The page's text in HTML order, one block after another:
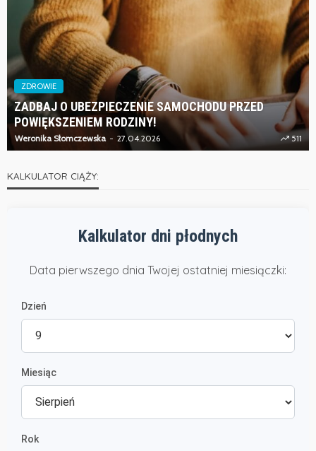
ZDROWIE
ZADBAJ O UBEZPIECZENIE SAMOCHODU PRZED
POWIĘKSZENIEM RODZINY!
Weronika Słomczewska 27.04.2026 511
KALKULATOR CIĄŻY:
Kalkulator dni płodnych
Data pierwszego dnia Twojej ostatniej miesiączki:
Dzień
Miesiąc
Rok